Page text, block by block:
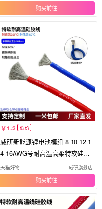
购买
1.2 低价
威研新能源锂电池模组 8 10 12 1
4 16AWG号耐高温高柔特软硅胶
线
天猫好物 威研旗舰店
购买